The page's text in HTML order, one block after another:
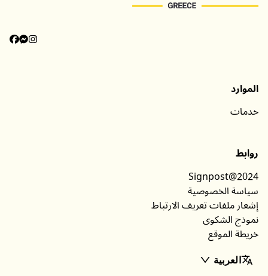
الموارد
خدمات
روابط
Signpost@2024
سياسة الخصوصية
إشعار ملفات تعريف الارتباط
نموذج الشكوى
خريطة الموقع
العربية